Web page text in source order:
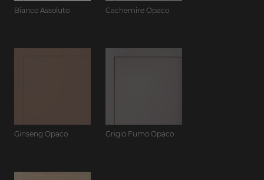
Bianco Assoluto Cachemire Opaco
Ginseng Opaco Grigio Fumo Opaco